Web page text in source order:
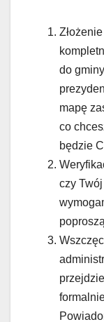
do
mapę
co
będzie
czy